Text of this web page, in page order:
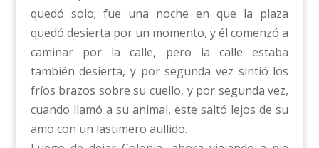
quedó solo; fue una noche en que la plaza
quedó desierta por un momento, y él comenzó a
caminar por la calle, pero la calle estaba
también desierta, y por segunda vez sintió los
fríos brazos sobre su cuello, y por segunda vez,
cuando llamó a su animal, este saltó lejos de su
amo con un lastimero aullido.